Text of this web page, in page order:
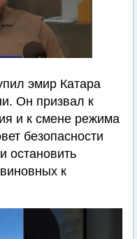
эмир Катара
Он призвал к
и к смене режима
безопасности
остановить
к